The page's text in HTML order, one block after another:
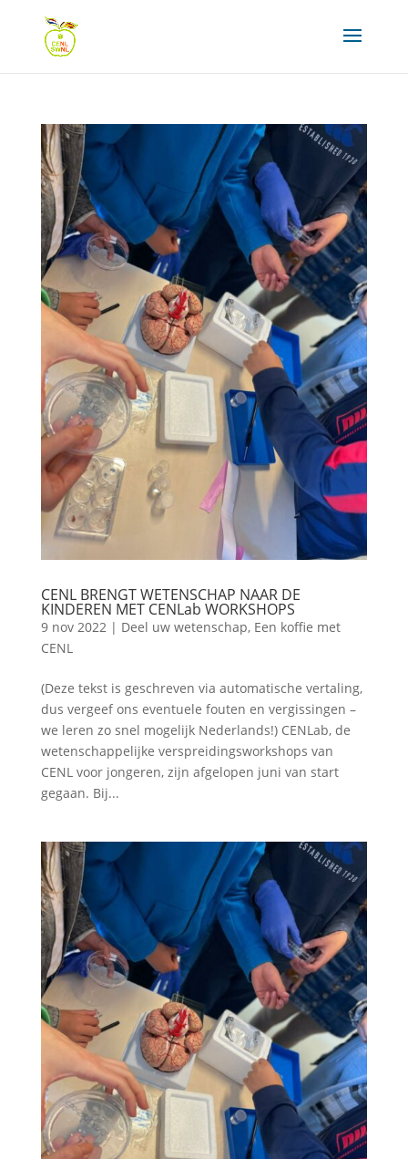
CENL BRENGT WETENSCHAP NAAR DE
KINDEREN MET CENLab WORKSHOPS
9 nov 2022| Deel uw wetenschap, Een koffie met
CENL
(Deze tekst is geschreven via automatische vertaling,
dus vergeef ons eventuele fouten en vergissingen –
we leren zo snel mogelijk Nederlands!) CENLab, de
wetenschappelijke verspreidingsworkshops van
CENL voor jongeren, zijn afgelopen juni van start
gegaan. Bij...